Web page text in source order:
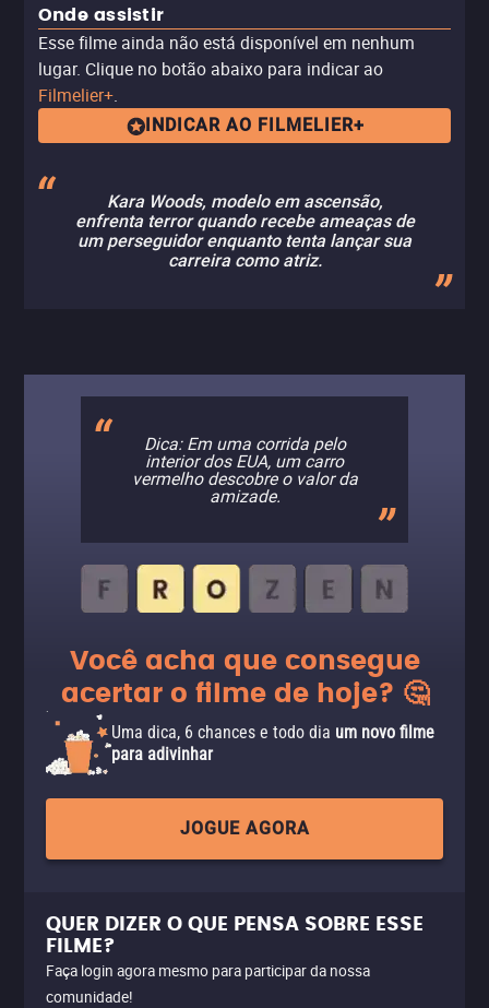
Onde assistir
Esse filme ainda não está disponível em nenhum
lugar. Clique no botão abaixo para indicar ao
Filmelier+.
INDICAR AO FILMELIER+
Kara Woods, modelo em ascensão,
enfrenta terror quando recebe ameaças de
um perseguidor enquanto tenta lançar sua
carreira como atriz.
Dica: Em uma corrida pelo
interior dos EUA, um carro
vermelho descobre o valor da
amizade.
Você acha que consegue
acertar o filme de hoje? 🤔
Uma dica, 6 chances e todo dia um novo filme
para adivinhar
JOGUE AGORA
QUER DIZER O QUE PENSA SOBRE ESSE
FILME?
Faça login agora mesmo para participar da nossa
comunidade!